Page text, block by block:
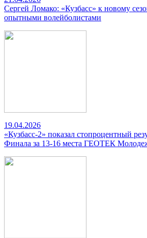
Сергей Ломако: «Кузбасс» к новому
опытными волейболистами
19.04.2026
«Кузбасс-2» показал стопроцентный
Финала за 13-16 места ГЕОТЕК